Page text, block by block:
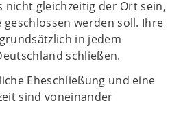
nicht gleichzeitig der Ort sein,
geschlossen werden soll. Ihre
in jedem
schließen.
Eheschließung und eine
sind voneinander